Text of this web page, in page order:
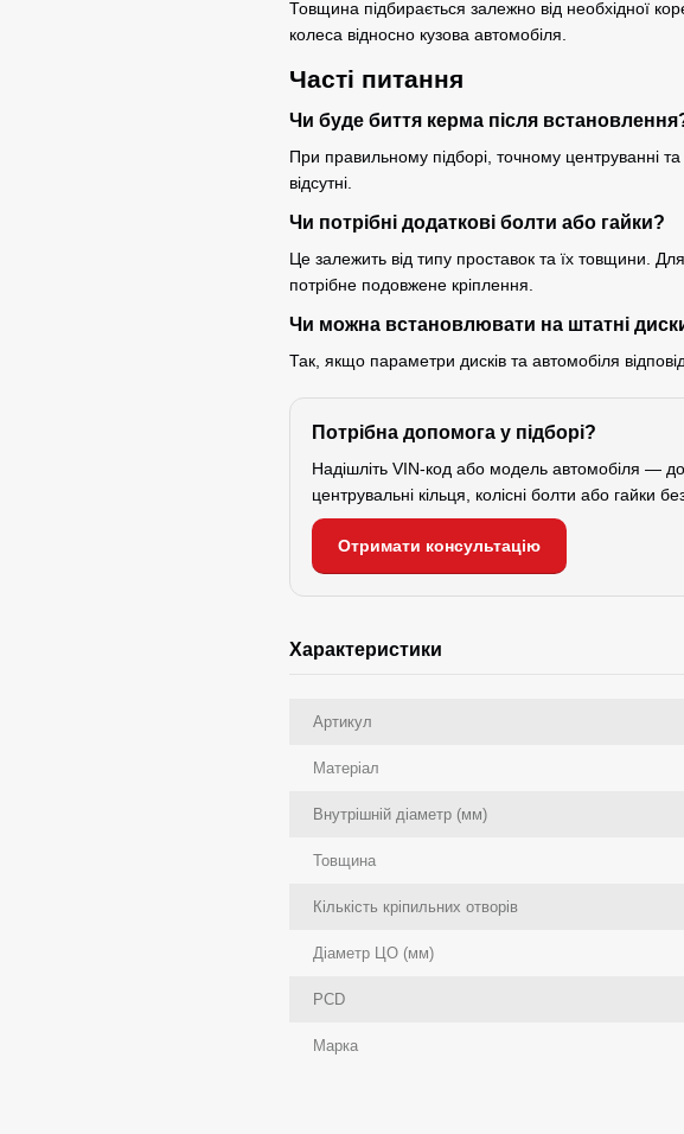
Товщина підбирається залежно від необхідної
колеса відносно кузова автомобіля.
Часті питання
Чи буде биття керма після
При правильному підборі, точному центруванні та
відсутні.
Чи потрібні додаткові болти або гайки?
Це залежить від типу проставок та їх товщини.
потрібне подовжене кріплення.
Чи можна встановлювати на штатні
Так, якщо параметри дисків та автомобіля
Потрібна допомога у підборі?
Надішліть VIN-код або модель автомобіля —
центрувальні кільця, колісні болти або гайки
Отримати консультацію
Характеристики
Артикул
Матеріал
Внутрішній діаметр (мм)
Товщина
Кількість кріпильних отворів
Діаметр ЦО (мм)
PCD
Марка